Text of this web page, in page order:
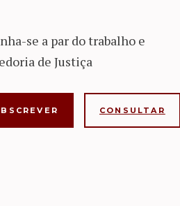
se a par do trabalho e
de Justiça
CONSULTAR